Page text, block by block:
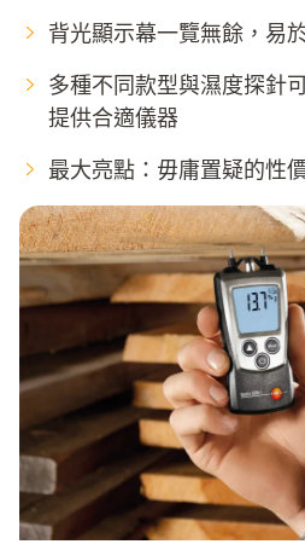
背光顯示幕一覽無餘，易
多種不同款型與濕度探針
提供合適儀器
最大亮點：毋庸置疑的性